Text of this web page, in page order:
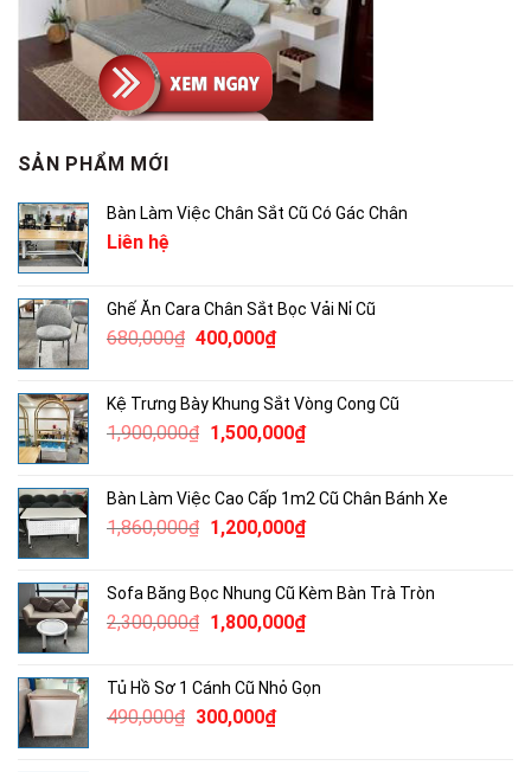
SẢN PHẨM MỚI
Bàn Làm Việc Chân Sắt Cũ Có Gác Chân
Liên hệ
Ghế Ăn Cara Chân Sắt Bọc Vải Nỉ Cũ
680,000₫ Giá
680,000₫.
400,000₫Giá
là:
400,000₫.
Kệ Trưng Bày Khung Sắt Vòng Cong Cũ
1,900,000₫ Giá
1,900,000₫.
1,500,000₫Giá
là:
1,500,000₫.
Bàn Làm Việc Cao Cấp 1m2 Cũ Chân Bánh Xe
1,860,000₫ Giá
1,860,000₫.
1,200,000₫Giá
là:
1,200,000₫.
Sofa Băng Bọc Nhung Cũ Kèm Bàn Trà Tròn
2,300,000₫ Giá
2,300,000₫.
1,800,000₫Giá
là:
Tủ Hồ Sơ 1 Cánh Cũ Nhỏ Gọn
490,000₫ Giá
300,000₫Giá